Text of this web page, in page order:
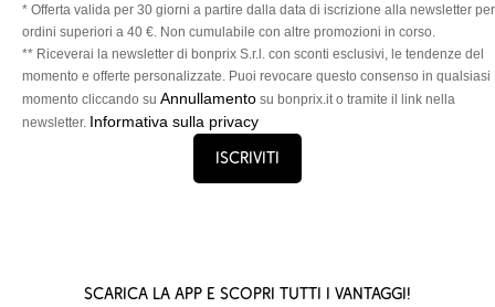
* Offerta valida per 30 giorni a partire dalla data di iscrizione alla newsletter per
ordini superiori a 40 €. Non cumulabile con altre promozioni in corso.
** Riceverai la newsletter di bonprix S.r.l. con sconti esclusivi, le tendenze del
momento e offerte personalizzate. Puoi revocare questo consenso in qualsiasi
momento cliccando su Annullamento su bonprix.it o tramite il link nella
newsletter. Informativa sulla privacy
Iscriviti
Scarica la App e scopri tutti i vantaggi!